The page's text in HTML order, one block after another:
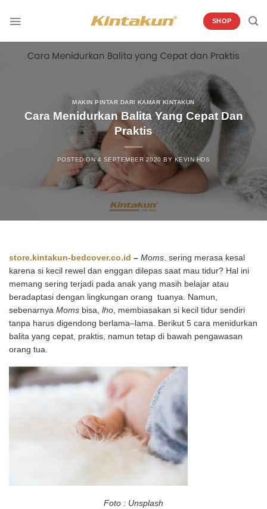
SHOP
MAKIN PINTAR DARI KAMAR KINTAKUN
Cara Menidurkan Balita Yang Cepat Dan
Praktis
POSTED ON4 SEPTEMBER 2020 BYKEVIN HDS
store.kintakun-bedcover.co.id – Moms . sering merasa kesal
karena si kecil rewel dan enggan dilepas saat mau tidur? Hal ini
memang sering terjadi pada anak yang masih belajar atau
beradaptasi dengan lingkungan orang tuanya. Namun,
sebenarnya Moms bisa, lho , membiasakan si kecil tidur sendiri
tanpa harus digendong berlama–lama. Berikut 5 cara menidurkan
balita yang cepat, praktis, namun tetap di bawah pengawasan
orang tua.
Foto : Unsplash